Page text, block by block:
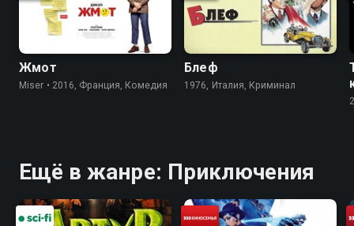
Жмот
Miser • 2016, Франция, Комедия
Блеф
1976, Италия, Криминал
Ещё в жанре: Приключения